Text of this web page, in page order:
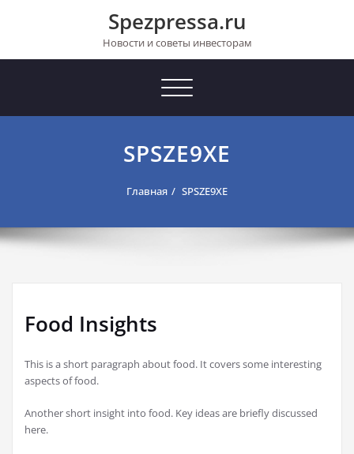
Spezpressa.ru
Новости и советы инвесторам
Toggle
SPSZE9XE
Главная SPSZE9XE
Food Insights
This is a short paragraph about food. It covers some interesting
aspects of food.
Another short insight into food. Key ideas are briefly discussed
here.